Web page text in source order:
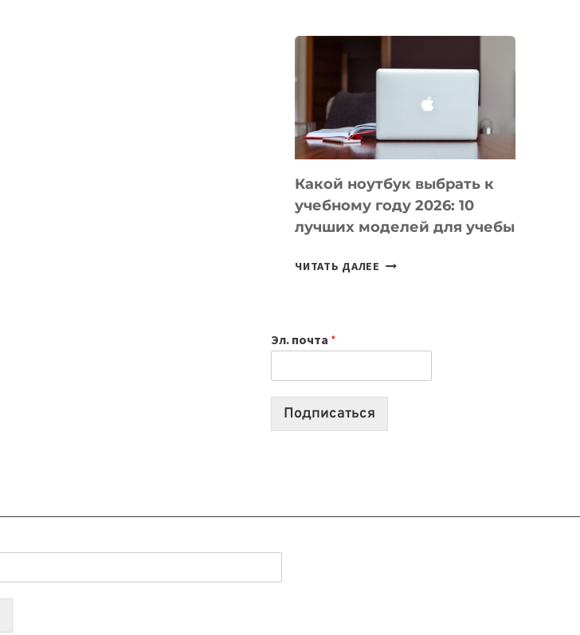
КОТОРЫЕ
СОЗДАВАТЬ
БЕЗ
КОДА
Какой ноутбук выбрать к
учебному году 2026: 10
лучших моделей для учебы
ЧИТАТЬ ДАЛЕЕ КАКОЙ
2026:
10
Эл. почта *
Подписаться